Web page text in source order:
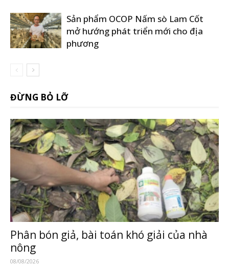
Sản phẩm OCOP Nấm sò Lam Cốt
mở hướng phát triển mới cho địa
phương
ĐỪNG BỎ LỠ
Phân bón giả, bài toán khó giải của nhà
nông
08/08/2026